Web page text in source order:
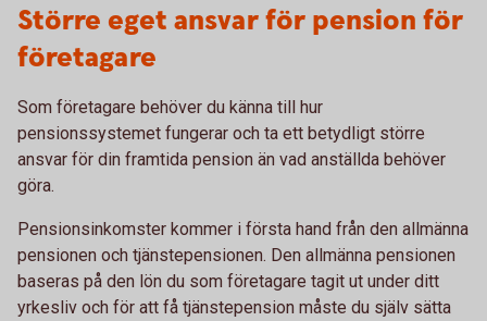
Större eget ansvar för pension för
företagare
Som företagare behöver du känna till hur
pensionssystemet fungerar och ta ett betydligt större
ansvar för din framtida pension än vad anställda behöver
göra.
Pensionsinkomster kommer i första hand från den allmänna
pensionen och tjänstepensionen. Den allmänna pensionen
baseras på den lön du som företagare tagit ut under ditt
yrkesliv och för att få tjänstepension måste du själv sätta